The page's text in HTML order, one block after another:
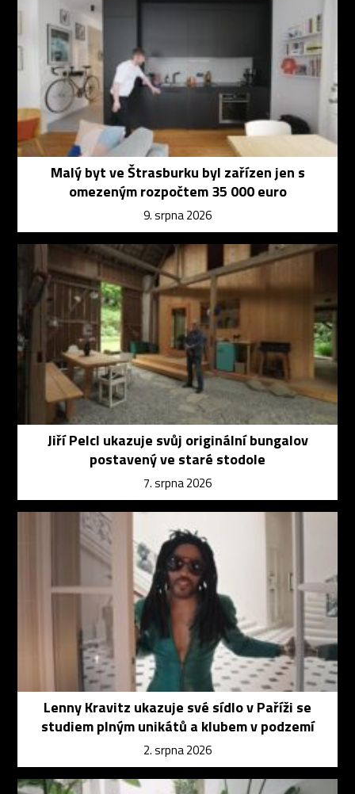
Malý byt ve Štrasburku byl zařízen jen s
omezeným rozpočtem 35 000 euro
9. srpna 2026
Jiří Pelcl ukazuje svůj originální bungalov
postavený ve staré stodole
7. srpna 2026
Lenny Kravitz ukazuje své sídlo v Paříži se
studiem plným unikátů a klubem v podzemí
2. srpna 2026